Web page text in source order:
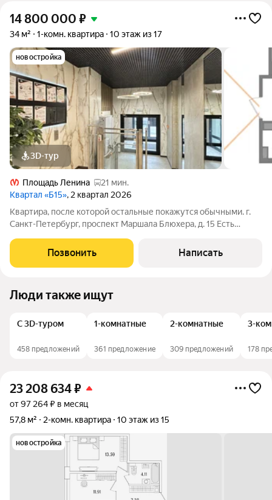
14 800 000 ₽
34 м² 1-комн. квартира 10 этаж из 17
новостройка
3D-тур
Площадь Ленина
21 мин.
Квартал «Б15», 2 квартал 2026
Квартира, после которой остальные покажутся обычными. г.
Санкт-Петербург, проспект Маршала Блюхера, д. 15 Есть
первых минут чувствуешь: здесь хочется остаться
ХАРАКТЕРИСТИКИ ДОМА И КВАРТИРЫ:
Позвонить Написать
Люди также ищут
С 3D-туром
458 предложений
1-комнатные
361 предложение
2-комнатные
309 предложений
3-
178
23 208 634₽
от 97 264 ₽ в месяц
57,8 м²
2-комн. квартира 10 этаж из 15
новостройка